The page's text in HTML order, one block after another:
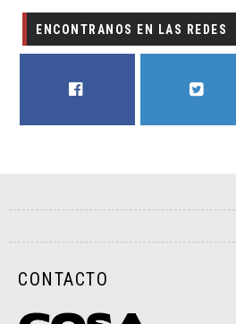
ENCONTRANOS EN LAS REDES
CONTACTO